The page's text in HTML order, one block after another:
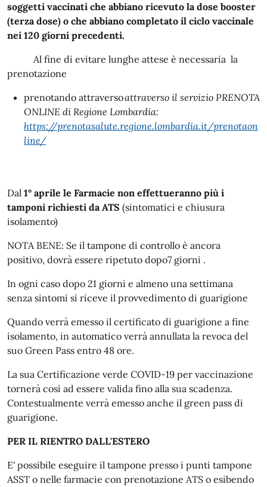
soggetti vaccinati che abbiano ricevuto la dose booster
(terza dose) o che abbiano completato il ciclo vaccinale
nei 120 giorni precedenti.
Al fine di evitare lunghe attese è necessaria la
prenotazione
prenotando attraversoattraverso il servizio PRENOTA
ONLINE di Regione Lombardia:
https://prenotasalute.regione.lombardia.it/prenotaon
line/
Dal 1° aprile le Farmacie non effettueranno più i
tamponi richiesti da ATS (sintomatici e chiusura
isolamento)
NOTA BENE: Se il tampone di controllo è ancora
positivo, dovrà essere ripetuto dopo7 giorni .
In ogni caso dopo 21 giorni e almeno una settimana
senza sintomi si riceve il provvedimento di guarigione
Quando verrà emesso il certificato di guarigione a fine
isolamento, in automatico verrà annullata la revoca del
suo Green Pass entro 48 ore.
La sua Certificazione verde COVID-19 per vaccinazione
tornerà così ad essere valida fino alla sua scadenza.
Contestualmente verrà emesso anche il green pass di
guarigione.
PER IL RIENTRO DALL'ESTERO
E' possibile eseguire il tampone presso i punti tampone
ASST o nelle farmacie con prenotazione ATS o esibendo